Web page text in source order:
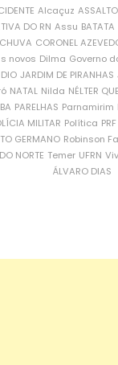
Alcaçuz ASSALTO
DO RN Assu BATATA
CORONEL
novos Dilma Governo
JARDIM DE PIRANHAS
NATAL Nilda NÉLTER
PARELHAS Parnamirim
MILITAR Política PRF
GERMANO Robinson
NORTE Temer UFRN
ÁLVARO DIAS